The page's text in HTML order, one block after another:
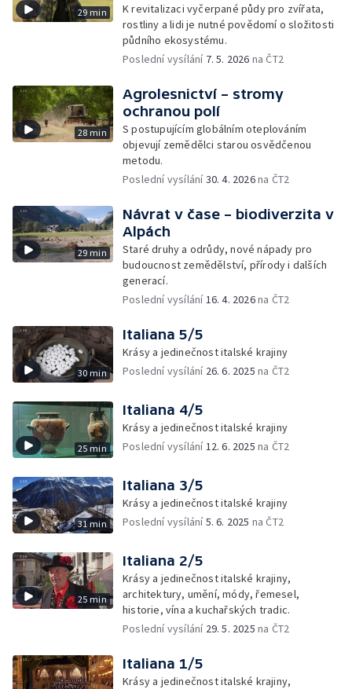
29 min
K revitalizaci vyčerpané půdy pro zvířata,
rostliny a lidi je nutné povědomí o složitosti
půdního ekosystému.
Poslední vysílání 7. 5. 2026 na ČT2
28 min
Agrolesnictví – stromy
ochranou polí
S postupujícím globálním oteplováním
objevují zemědělci starou osvědčenou
metodu.
Poslední vysílání30. 4. 2026na ČT2
29 min
Návrat v čase – biodiverzita v
Alpách
Staré druhy a odrůdy, nové nápady pro
budoucnost zemědělství, přírody i dalších
generací.
Poslední vysílání16. 4. 2026na ČT2
30 min
Italiana 5/5
Krásy a jedinečnost italské krajiny
Poslední vysílání 26. 6. 2025 na ČT2
25 min
Italiana 4/5
Krásy a jedinečnost italské krajiny
Poslední vysílání12. 6. 2025 na ČT2
31 min
Italiana 3/5
Krásy a jedinečnost italské krajiny
Poslední vysílání5. 6. 2025 na ČT2
25 min
Italiana 2/5
Krásy a jedinečnost italské krajiny,
architektury, umění, módy, řemesel,
historie, vína a kuchařských tradic.
Poslední vysílání 29. 5. 2025 na ČT2
Italiana 1/5
Krásy a jedinečnost italské krajiny,